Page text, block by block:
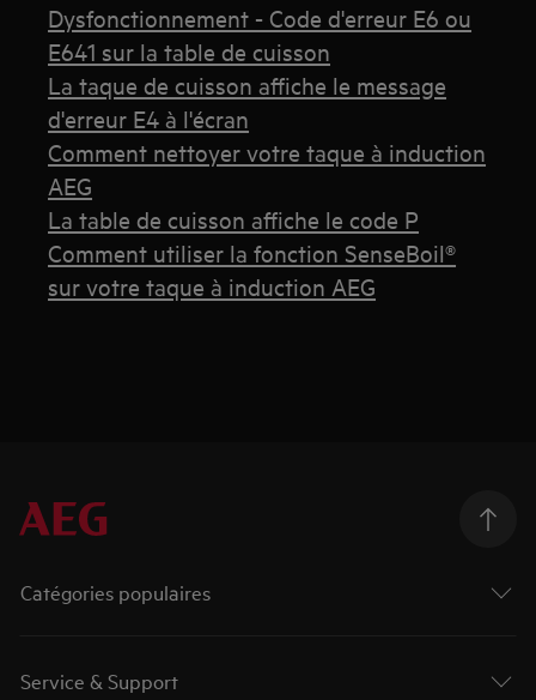
Dysfonctionnement - Code d'erreur E6 ou
E641 sur la table de cuisson
La taque de cuisson affiche le message
d'erreur E4 à l'écran
Comment nettoyer votre taque à induction
AEG
La table de cuisson affiche le code P
Comment utiliser la fonction SenseBoil®
sur votre taque à induction AEG
Catégories populaires
Service & Support